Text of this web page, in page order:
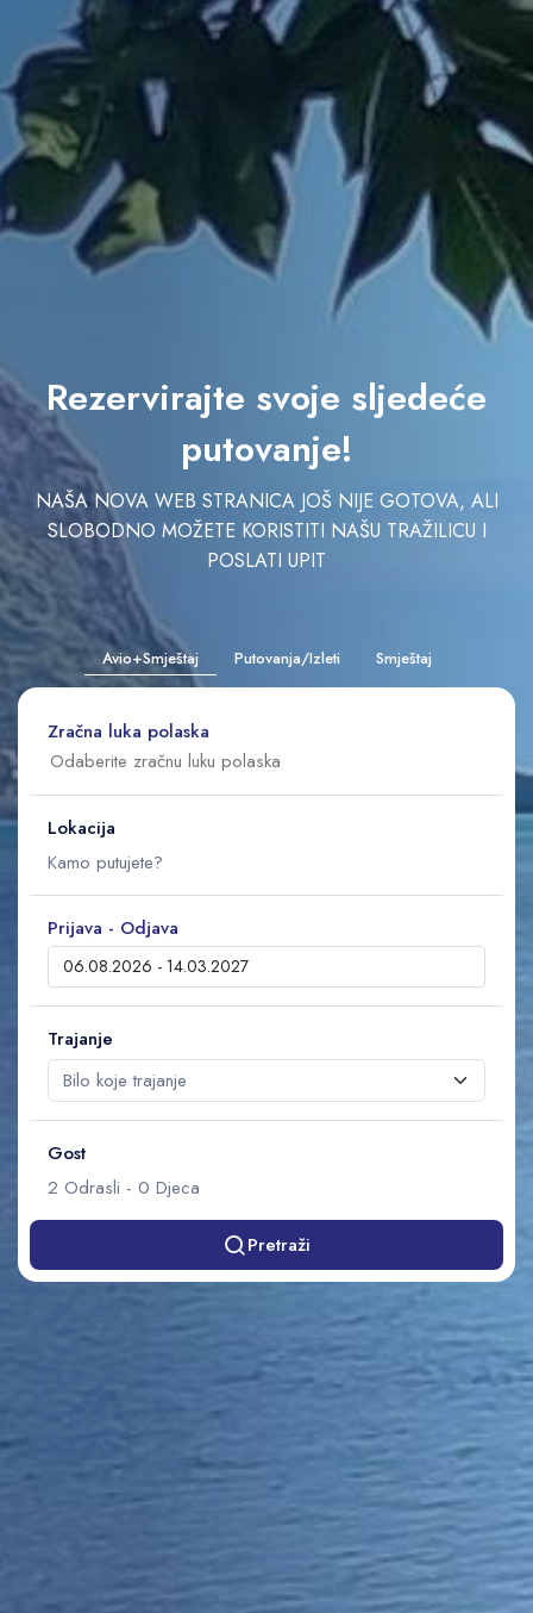
Rezervirajte svoje sljedeće
putovanje!
NAŠA NOVA WEB STRANICA JOŠ NIJE GOTOVA, ALI
SLOBODNO MOŽETE KORISTITI NAŠU TRAŽILICU I
POSLATI UPIT
Avio+Smještaj Putovanja/Izleti Smještaj
Zračna luka polaska
Lokacija
Prijava - Odjava
Trajanje
Gost
2 Odrasli - 0 Djeca
Pretraži